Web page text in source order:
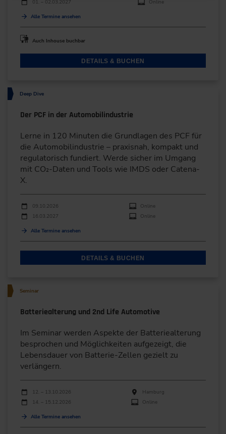
01. – 02.03.2027
Online
Alle Termine ansehen
Auch Inhouse buchbar
DETAILS & BUCHEN
Deep Dive
Der PCF in der Automobilindustrie
Lerne in 120 Minuten die Grundlagen des PCF für
die Automobilindustrie – praxisnah, kompakt und
regulatorisch fundiert. Werde sicher im Umgang
mit CO₂-Daten und Tools wie IMDS oder Catena-
X.
Durchführungen
Veranstaltungsdatum
09.10.2026
Online
16.03.2027
Online
Alle Termine ansehen
DETAILS & BUCHEN
Seminar
Batteriealterung und 2nd Life Automotive
Im Seminar werden Aspekte der Batteriealterung
besprochen und Möglichkeiten aufgezeigt, die
Lebensdauer von Batterie-Zellen gezielt zu
verlängern.
Durchführungen
Veranstaltungsdatum
12. – 13.10.2026
Hamburg
14. – 15.12.2026
Online
Alle Termine ansehen